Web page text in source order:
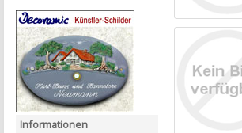
Informationen